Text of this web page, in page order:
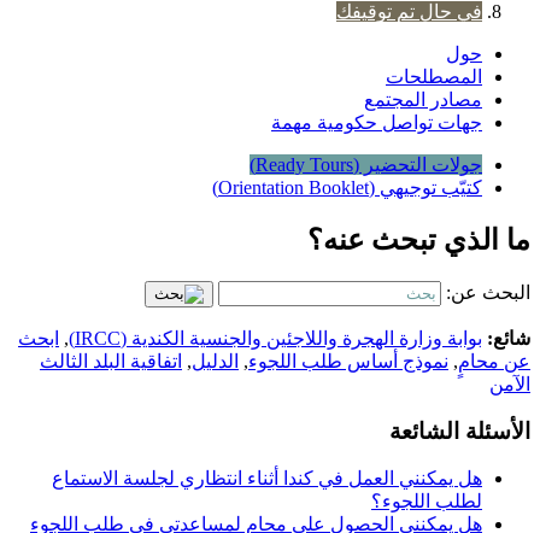
في حال تم توقيفك
حول
المصطلحات
مصادر المجتمع
جهات تواصل حكومية مهمة
جولات التحضير (Ready Tours)
كتيّب توجيهي (Orientation Booklet)
ما الذي تبحث عنه؟
البحث عن:
شائع: بوابة وزارة الهجرة واللاجئين والجنسية الكندية (IRCC) , ابحث
عن محامٍ, نموذج أساس طلب اللجوء, الدليل, اتفاقية البلد الثالث
الآمن
الأسئلة الشائعة
هل يمكنني العمل في كندا أثناء انتظاري لجلسة الاستماع
لطلب اللجوء؟
هل يمكنني الحصول على محامٍ لمساعدتي في طلب اللجوء